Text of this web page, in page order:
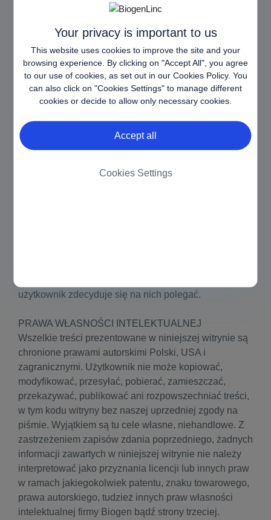
Your privacy is important to us
This website uses cookies to improve the site and your
browsing experience. By clicking on "Accept All", you agree
to our use of cookies, as set out in our Cookies Policy. You
can also click on "Cookies Settings" to manage different
cookies or decide to allow only necessary cookies.
Accept all
Cookies Settings
wywołanymi w całości lub w części przez zaniedbania,
kradzież, zniszczenia lub nieautoryzowany dostęp do
witryny, bądź powiązanych z nimi informacjami lub
programami.
Firma Biogen nie gwarantuje, że funkcjonalności
prezentowane w niniejszej witrynie nie zawierają
wirusów komputerowych lub innych szkodliwych
elementów. Mimo, że treści zawarte w niniejszej
witrynie poddawane są okresowej aktualizacji, firma
zawartych w witrynie i nie będzie ponosić
użytkownik zdecyduje się na nich polegać.
PRAWA WŁASNOŚCI INTELEKTUALNEJ
Wszelkie treści prezentowane w niniejszej witrynie są
chronione prawami autorskimi Polski, USA i
zagranicznymi. Użytkownik nie może kopiować,
modyfikować, przesyłać, pobierać, zamieszczać,
przekazywać, publikować ani rozpowszechniać treści,
w tym kodu witryny bez naszej uprzedniej zgody na
piśmie. Wyjątkiem są tu cele własne, niehandlowe. Z
zastrzeżeniem zapisów zdania poprzedniego, żadnych
informacji zawartych w niniejszej witrynie nie należy
interpretować jako przyznania licencji lub innych praw
w ramach jakiegokolwiek patentu, znaku towarowego,
prawa autorskiego, tudzież innych praw własności
intelektualnej firmy Biogen bądź strony trzeciej.